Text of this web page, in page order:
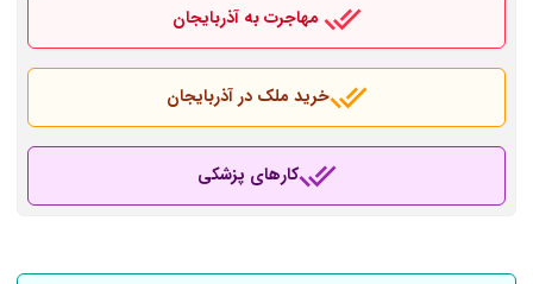
مهاجرت به آذربایجان
خرید ملک در آذربایجان
کارهای پزشکی